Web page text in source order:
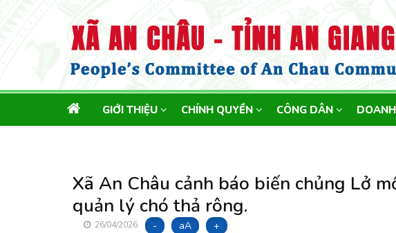
MAIN
NAVIGATIONGIỚI THIỆU CHÍNH QUYỀN CÔNG DÂN
Xã An Châu cảnh báo biến chủng Lở
quản lý chó thả rông.
26/04/2026 - aA +